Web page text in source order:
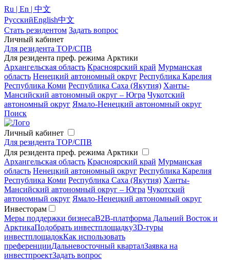
Ru | En | 中文
РусскийEnglish中文
Стать резидентом Задать вопрос
Личный кабинет
Для резидента ТОР/СПВ
Для резидента преф. режима Арктики
Архангельская область Красноярский край Мурманская
область Ненецкий автономный округ Республика Карелия
Республика Коми Республика Саха (Якутия) Ханты-
Мансийский автономный округ – Югра Чукотский
автономный округ Ямало-Ненецкий автономный округ
Поиск
Личный кабинет
Для резидента ТОР/СПВ
Для резидента преф. режима Арктики
Архангельская область Красноярский край Мурманская
область Ненецкий автономный округ Республика Карелия
Республика Коми Республика Саха (Якутия) Ханты-
Мансийский автономный округ – Югра Чукотский
автономный округ Ямало-Ненецкий автономный округ
Инвесторам
Меры поддержки бизнесаB2B-платформа Дальний Восток и
АрктикаПодобрать инвестплощадку3D-туры
инвестплощадокКак использовать
преференцииДальневосточный кварталЗаявка на
инвестпроектЗадать вопрос